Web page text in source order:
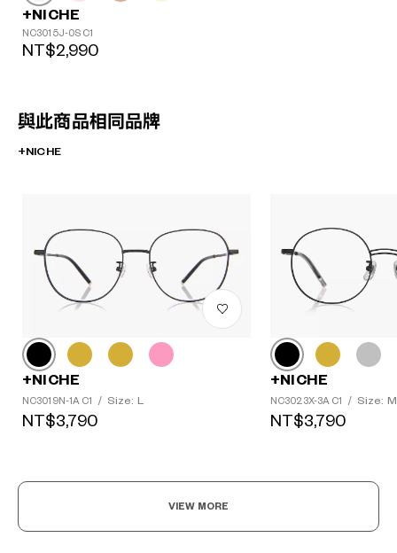
+NICHE
NC3015J-0S C1
NT$2,990
與此商品相同品牌
+NICHE
+NICHE
NC3019N-1A C1 / Size: L
NT$3,790
+NICHE
NC3023X-3A C1 / Size: M
NT$3,790
VIEW MORE